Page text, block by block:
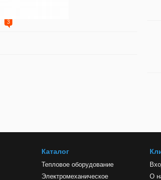
3
Каталог
Тепловое оборудование
Электромеханическое
О